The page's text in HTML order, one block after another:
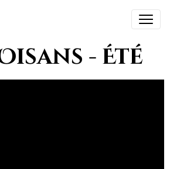
- Été